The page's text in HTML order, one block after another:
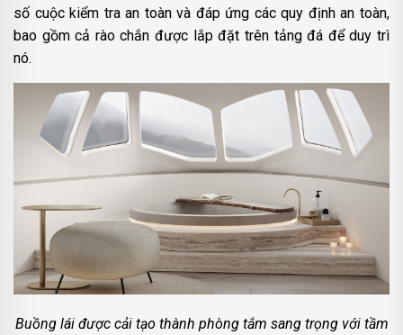
số cuộc kiểm tra an toàn và đáp ứng các quy định an toàn,
bao gồm cả rào chắn được lắp đặt trên tảng đá để duy trì
nó.
Buồng lái được cải tạo thành phòng tắm sang trọng với tầm